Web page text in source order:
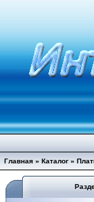
Главная » Каталог »